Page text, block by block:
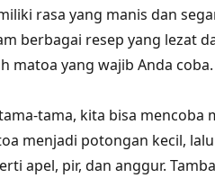
rasa yang manis dan
berbagai resep yang lezat
matoa yang wajib Anda coba.
tama, kita bisa mencoba
menjadi potongan kecil,
apel, pir, dan anggur.